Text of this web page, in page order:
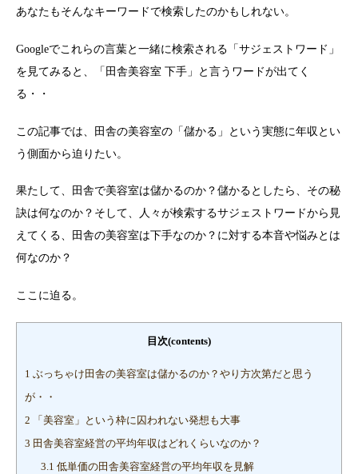
あなたもそんなキーワードで検索したのかもしれない。
Googleでこれらの言葉と一緒に検索される「サジェストワード」
を見てみると、「田舎美容室 下手」と言うワードが出てく
る・・
この記事では、田舎の美容室の「儲かる」という実態に年収とい
う側面から迫りたい。
果たして、田舎で美容室は儲かるのか？儲かるとしたら、その秘
訣は何なのか？そして、人々が検索するサジェストワードから見
えてくる、田舎の美容室は下手なのか？に対する本音や悩みとは
何なのか？
ここに迫る。
目次(contents)
1 ぶっちゃけ田舎の美容室は儲かるのか？やり方次第だと思う
が・・
2 「美容室」という枠に囚われない発想も大事
3 田舎美容室経営の平均年収はどれくらいなのか？
3.1 低単価の田舎美容室経営の平均年収を見解